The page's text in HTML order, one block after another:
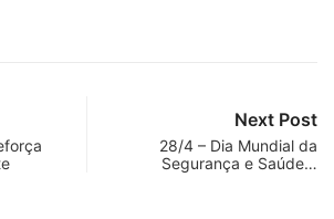
Next Post
28/4 – Dia Mundial da
Segurança e Saúde…